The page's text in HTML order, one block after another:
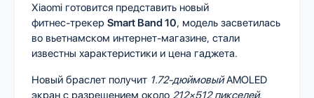
Xiaomi готовится представить новый
фитнес‑трекер Smart Band 10, модель засветилась
во вьетнамском интернет‑магазине, стали
известны характеристики и цена гаджета.
Новый браслет получит 1.72‑дюймовыйAMOLED
экран с разрешением около 212×512 пикселей,